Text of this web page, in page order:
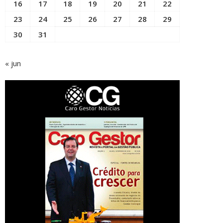
16 17 18 19 20 21
22
23
24 25 26 27 28
29
30
31
« jun